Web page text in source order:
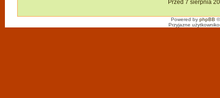
Przed 7 sierpnia
Powered by phpBB
Przyjazne